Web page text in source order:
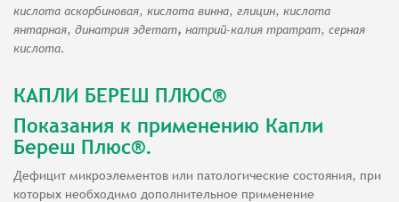
кислота аскорбиновая, кислота винна, глицин, кислота
янтарная, динатрия эдетат, натрий-калия тратрат, серная
кислота.
КАПЛИ БЕРЕШ ПЛЮС®
Показания к применению Капли
Береш Плюс®.
Дефицит микроэлементов или патологические состояния, при
которых необходимо дополнительное применение